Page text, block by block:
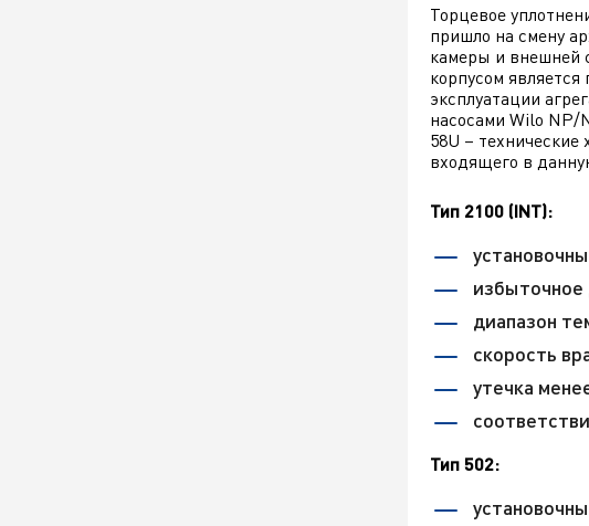
Торцевое
пришло на смену
камеры и внешней
корпусом
эксплуатации
насосами Wilo NP/
58U –
входящего в
Тип 2100 (INT):
избыточное
диапазон
скорость
утечка
Тип 502: